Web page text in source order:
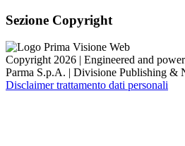
Sezione Copyright
Copyright 2026 | Engineered and
Parma S.p.A. | Divisione Publishing &
Disclaimer trattamento dati personali